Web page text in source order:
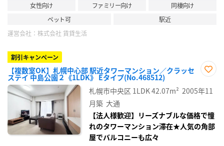
女性向け ファミリー向け
同棲向け
ペット可
駅近
運営会社： 株式会社 賃貸生活
割引キャンペーン
【複数室OK】札幌中心部 駅近タワーマンション／クラッセ
ステイ 中島公園２《1LDK》 Eタイプ(No.468512)
に入
り登
札幌市中央区 1LDK42.07m² 2005年11
月築 大通
【法人様歓迎】リーズナブルな価格で憧
れのタワーマンション滞在★人気の角部
屋でバルコニーも広々